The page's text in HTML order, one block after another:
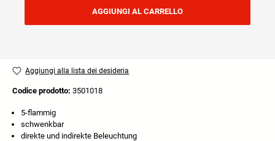
AGGIUNGI AL CARRELLO
Aggiungi alla lista dei desideria
Codice prodotto: 3501018
5-flammig
schwenkbar
direkte und indirekte Beleuchtung